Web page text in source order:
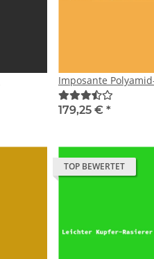
Imposante
179,25 € *
TOP BEWERTET